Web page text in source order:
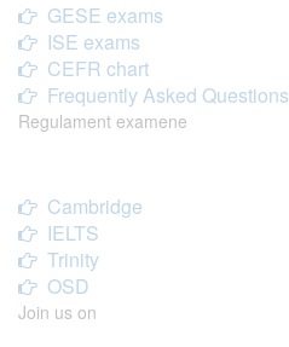
GESE exams
ISE exams
CEFR chart
Frequently Asked Questions
Regulament examene
Cambridge
IELTS
Trinity
OSD
Join us on